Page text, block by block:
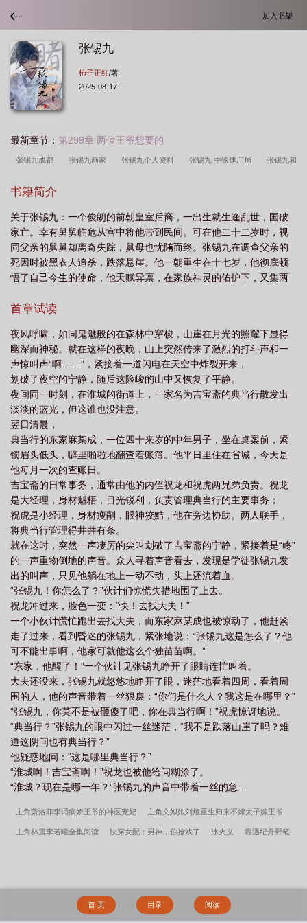
加入书架
张锡九
柿子正红/著
2025-08-17
最新章节： 第299章 两位王爷想要的
张锡九成都 张锡九画家 张锡九个人资料 张锡九 中铁建厂局 张锡九和
试验场 张锡九威海
九在聊城工作经历与成就 张锡九最出名的十句话 聊城张锡九 张锡九简
历 韩国演员张锡九 张锡九个人简历介绍 张锡九个人简历 张锡九生平故
事 天津张锡九 张锡九 徐华 张锡九河北 张锡九个人简介 张锡九天
津 张锡九林业 张锡九是著名的画家简介
书籍简介
关于张锡九：一个俊朗的前朝皇室后裔，一出生就生逢乱世，国破
家亡。幸有舅舅临危从宫中将他带到民间。可在他二十二岁时，视
同父亲的舅舅却离奇失踪，舅母也忧陏而终。张锡九在调查父亲的
死因时被黑衣人追杀，跌落悬崖。他一朝重生在十七岁，他彻底顿
悟了自己今生的使命，他天赋异禀，在家族神灵的佑护下，又集两
首章试读
夜风呼啸，如同鬼魅般的在森林中穿梭，山崖在月光的照耀下显得
幽深而神秘。就在这样的夜晚，山上突然传来了激烈的打斗声和一
声惊叫声“啊……”，紧接着一道闪电在天空中炸裂开来，
划破了夜空的宁静，随后这险峻的山中又恢复了平静。
夜间同一时刻，在淮城的街道上，一家名为吉宝斋的典当行散发出
淡淡的蓝光，但这谁也没注意。
翌日清晨，
典当行的东家麻某成，一位四十来岁的中年男子，坐在桌案前，紧
锁眉头低头，噼里啪啦地翻查着账簿。他平日里住在省城，今天是
他每月一次的查账日。
吉宝斋的日常事务，通常由他的内侄祝龙和祝虎两兄弟负责。祝龙
是大经理，身材魁梧，目光锐利，负责管理典当行的主要事务；
祝虎是小经理，身材瘦削，眼神狡黠，他在旁边协助。两人联手，
将典当行管理得井井有条。
就在这时，突然一声凄厉的尖叫划破了吉宝斋的宁静，紧接着是“咚”
的一声重物倒地的声音。众人寻着声音看去，发现是学徒张锡九发
出的叫声，只见他躺在地上一动不动，头上还流着血。
“张锡九！你怎么了？”伙计们惊慌失措地围了上去。
祝龙冲过来，脸色一变：“快！去找大夫！”
一个小伙计慌忙跑出去找大夫，而东家麻某成也被惊动了，他赶紧
走了过来，看到昏迷的张锡九，紧张地说：“张锡九这是怎么了？他
可不能出事啊，他家可就他这么个独苗苗啊。”
“东家，他醒了！”一个伙计见张锡九睁开了眼睛连忙叫着。
大夫还没来，张锡九就悠悠地睁开了眼，迷茫地看着四周，看着周
围的人，他的声音带着一丝狠戾：“你们是什么人？我这是在哪里？”
“张锡九，你莫不是被砸傻了吧，你在典当行啊！”祝虎惊讶地说。
“典当行？”张锡九的眼中闪过一丝迷茫，“我不是跌落山崖了吗？难
道这阴间也有典当行？”
他疑惑地问：“这是哪里典当行？”
“淮城啊！吉宝斋啊！”祝龙也被他给问糊涂了。
“淮城？现在是哪一年？”张锡九的声音中带着一丝的急...
主角萧洛菲李诵病娇王爷的神医宠妃 主角文姒姒刘煊重生归来不嫁太子嫁王爷
主角林震李若曦全集阅读 快穿女配：男神，你抢戏了 冰火义 容遇纪舟野笔
洛菲李诵笔趣阁无弹窗 主角沈念希傅斯礼全集阅读 主角沈念希傅斯礼被竹马骗真
首 页 目录 阅读